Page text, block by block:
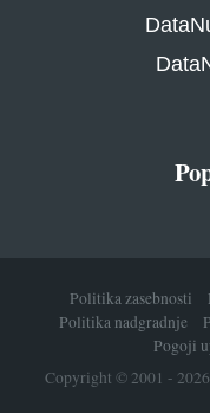
Politika zasebnosti
Politika nadgradnje
Pogoji
Copyright © 2001 -